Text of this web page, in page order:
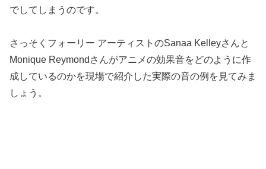
でしてしまうのです。
さっそくフォーリー アーティストのSanaa Kelleyさんと
Monique Reymondさんがアニメの効果音をどのように作
成しているのかを現場で紹介した実際の音の例を見てみま
しょう。